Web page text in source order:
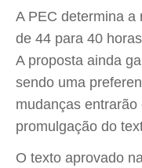
A PEC determina a
de 44 para 40
A proposta ainda
sendo uma
mudanças
promulgação do
O texto aprovado